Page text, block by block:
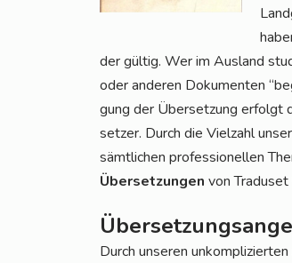
der gül­tig. Wer im Aus­land
oder ande­ren Doku­men­ten
gung der Über­set­zung erfolgt
set­zer. Durch die Viel­zahl
sämt­li­chen pro­fes­sio­nel­len
Über­set­zun­gen von
Durch unse­ren